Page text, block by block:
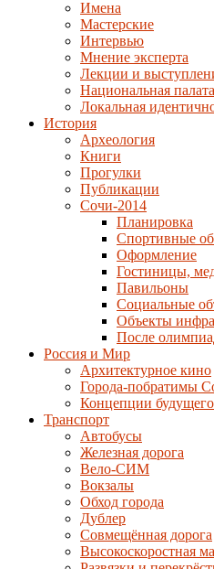
Имена
Мастерские
Интервью
Мнение эксперта
Лекции и
Национальная
Локальная
История
Археология
Книги
Прогулки
Публикации
Сочи-2014
Планировка
Спортивные
Оформление
Гостиницы,
Павильоны
Социальные
Объекты
После
Россия и Мир
Архитектурное кино
Города-побратимы
Концепции будущего
Транспорт
Автобусы
Железная дорога
Вело-СИМ
Вокзалы
Обход города
Дублер
Совмещённая дорога
Высокоскоростная